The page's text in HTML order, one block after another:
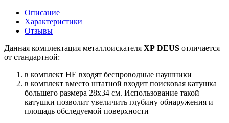
Описание
Характеристики
Отзывы
Данная комплектация металлоискателя ХР DEUS отличается
от стандартной:
в комплект НЕ входят беспроводные наушники
в комплект вместо штатной входит поисковая катушка
большего размера 28x34 см. Использование такой
катушки позволит увеличить глубину обнаружения и
площадь обследуемой поверхности